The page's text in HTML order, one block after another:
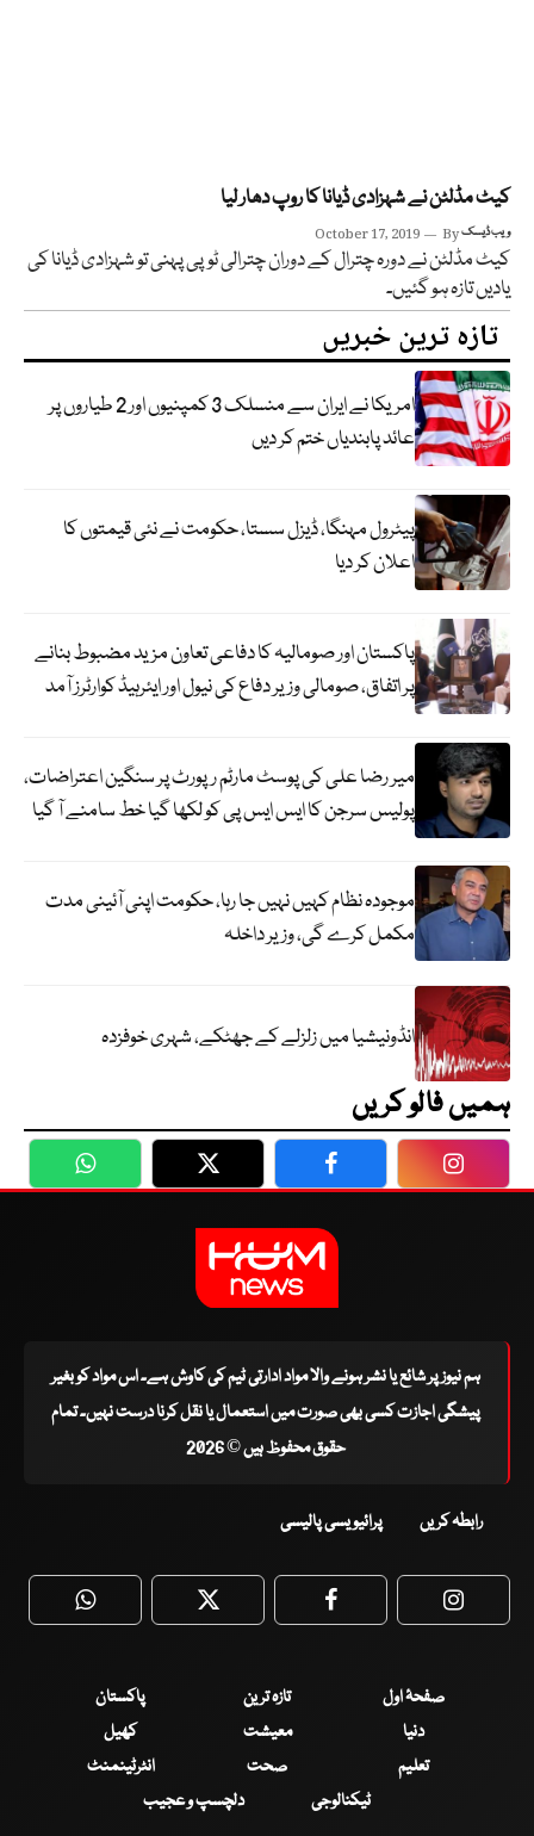
کیٹ مڈلٹن نے شہزادی ڈیانا کا روپ دھار لیا
October 17, 2019 Byویب ڈیسک
کیٹ مڈلٹن نے دورہ چترال کے دوران چترالی ٹوپی پہنی تو شہزادی ڈیانا کی
یادیں تازہ ہو گئیں۔
تازہ ترین خبریں
امریکا نے ایران سے منسلک 3 کمپنیوں اور 2 طیاروں پر
عائد پابندیاں ختم کر دیں
پیٹرول مہنگا، ڈیزل سستا، حکومت نے نئی قیمتوں کا
اعلان کر دیا
پاکستان اور صومالیہ کا دفاعی تعاون مزید مضبوط بنانے
پر اتفاق، صومالی وزیر دفاع کی نیول اور ایئرہیڈ کوارٹرز آمد
میر رضا علی کی پوسٹ مارٹم رپورٹ پر سنگین اعتراضات،
پولیس سرجن کا ایس ایس پی کو لکھا گیا خط سامنے آ گیا
موجودہ نظام کہیں نہیں جا رہا، حکومت اپنی آئینی مدت
مکمل کرے گی، وزیر داخلہ
انڈونیشیا میں زلزلے کے جھٹکے، شہری خوفزدہ
ہمیں فالو کریں
WhatsApp Twitter Facebook
ہم نیوز پر شائع یا نشر ہونے والا مواد ادارتی ٹیم کی کاوش ہے۔ اس مواد کو بغیر
پیشگی اجازت کسی بھی صورت میں استعمال یا نقل کرنا درست نہیں۔ تمام
حقوق محفوظ ہیں © 2026
رابطہ کریں پرائیویسی پالیسی
WhatsApp Twitter Facebook
صفحۂ اول تازہ ترین
پاکستان
دنیا
معیشت
کھیل
تعلیم
صحت
انٹرٹینمنٹ
ٹیکنالوجی
دلچسپ و عجیب